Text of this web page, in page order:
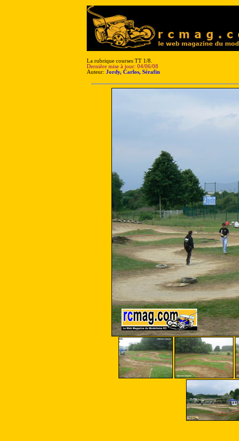
La rubrique courses TT 1/8.
Dernière mise à jour: 04/06/08
Auteur: Jordy, Carlos, Sérafin